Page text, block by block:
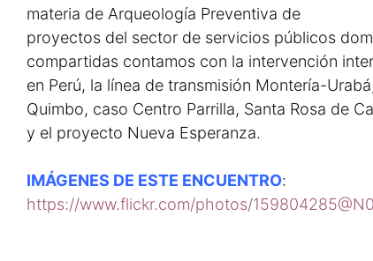
materia de Arqueología Preventiva de
proyectos del sector de servicios públicos
compartidas contamos con la intervención
en Perú, la línea de transmisión Montería-
Quimbo, caso Centro Parrilla, Santa Rosa de
y el proyecto Nueva Esperanza.
IMÁGENES DE ESTE ENCUENTRO:
https://www.flickr.com/photos/